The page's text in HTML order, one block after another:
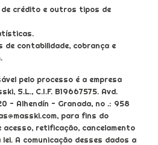
crédito e outros tipos de
de contabilidade, cobrança e
pelo processo é a empresa
S.L., C.I.F. B19667575. Avd.
- Alhendín - Granada, no .: 958
para fins do
retificação, cancelamento
A comunicação desses dados a